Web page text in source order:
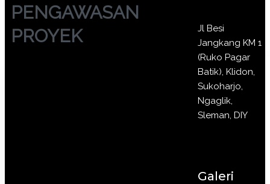
PENGAWASAN
PROYEK
Jl Besi
Jangkang KM 1
(Ruko Pagar
Batik), Klidon,
Sukoharjo,
Ngaglik,
Sleman, DIY
Galeri